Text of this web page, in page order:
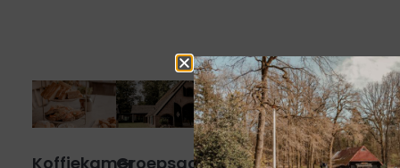
KoffiekamerGroepsaccommodatie
Feesten
Boerderij